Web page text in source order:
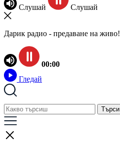
Слушай Слушай
Дарик радио - предаване на живо!
00:00
Гледай